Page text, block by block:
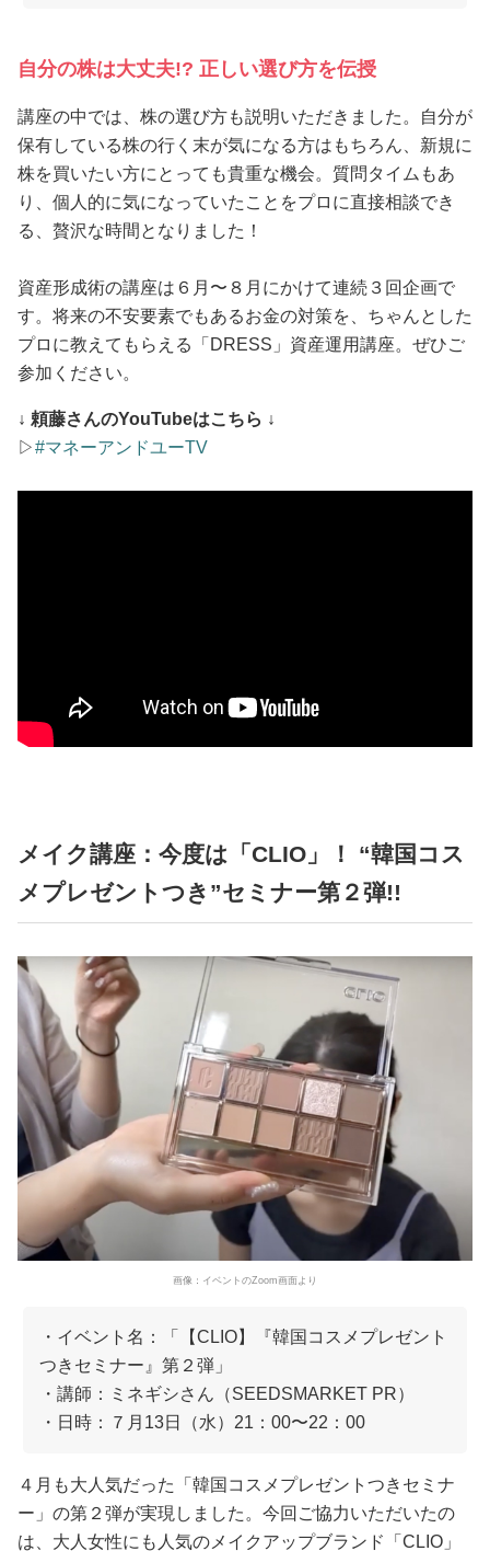
自分の株は大丈夫!? 正しい選び方を伝授
講座の中では、株の選び方も説明いただきました。自分が
保有している株の行く末が気になる方はもちろん、新規に
株を買いたい方にとっても貴重な機会。質問タイムもあ
り、個人的に気になっていたことをプロに直接相談でき
る、贅沢な時間となりました！
資産形成術の講座は６月〜８月にかけて連続３回企画で
す。将来の不安要素でもあるお金の対策を、ちゃんとした
プロに教えてもらえる「DRESS」資産運用講座。ぜひご
参加ください。
↓ 頼藤さんのYouTubeはこちら ↓
▷#マネーアンドユーTV
メイク講座：今度は「CLIO」！ “韓国コス
メプレゼントつき”セミナー第２弾!!
画像：イベントのZoom画面より
・イベント名：「【CLIO】『韓国コスメプレゼント
つきセミナー』第２弾」
・講師：ミネギシさん（SEEDSMARKET PR）
・日時：７月13日（水）21：00〜22：00
４月も大人気だった「韓国コスメプレゼントつきセミナ
ー」の第２弾が実現しました。今回ご協力いただいたの
は、大人女性にも人気のメイクアップブランド「CLIO」